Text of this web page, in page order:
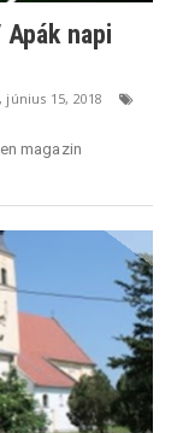
napi
15, 2018
magazin